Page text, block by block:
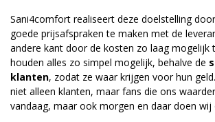
Sani4comfort realiseert deze doelstelling
goede prijsafspraken te maken met de
andere kant door de kosten zo laag mogelijk
houden alles zo simpel mogelijk, behalve de
klanten, zodat ze waar krijgen voor hun
niet alleen klanten, maar fans die ons
vandaag, maar ook morgen en daar doen wij